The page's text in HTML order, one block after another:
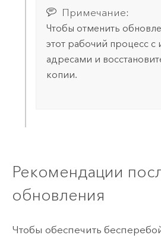
Примечание:
Чтобы отменить
этот рабочий процесс с
адресами и
копии.
Рекомендации
обновления
Чтобы обеспечить